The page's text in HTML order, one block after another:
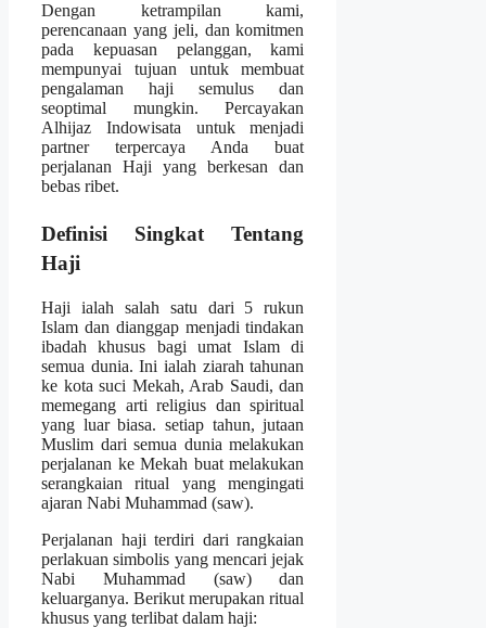
Dengan ketrampilan kami,
perencanaan yang jeli, dan komitmen
pada kepuasan pelanggan, kami
mempunyai tujuan untuk membuat
pengalaman haji semulus dan
seoptimal mungkin. Percayakan
Alhijaz Indowisata untuk menjadi
partner terpercaya Anda buat
perjalanan Haji yang berkesan dan
bebas ribet.
Definisi Singkat Tentang
Haji
Haji ialah salah satu dari 5 rukun
Islam dan dianggap menjadi tindakan
ibadah khusus bagi umat Islam di
semua dunia. Ini ialah ziarah tahunan
ke kota suci Mekah, Arab Saudi, dan
memegang arti religius dan spiritual
yang luar biasa. setiap tahun, jutaan
Muslim dari semua dunia melakukan
perjalanan ke Mekah buat melakukan
serangkaian ritual yang mengingati
ajaran Nabi Muhammad (saw).
Perjalanan haji terdiri dari rangkaian
perlakuan simbolis yang mencari jejak
Nabi Muhammad (saw) dan
keluarganya. Berikut merupakan ritual
khusus yang terlibat dalam haji: